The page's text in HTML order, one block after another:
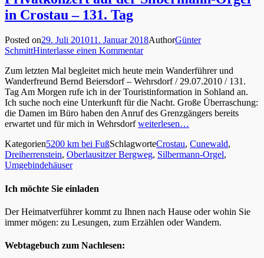
in Crostau – 131. Tag
Posted on29. Juli 201011. Januar 2018AuthorGünter
SchmittHinterlasse einen Kommentar
Zum letzten Mal begleitet mich heute mein Wanderführer und
Wanderfreund Bernd Beiersdorf – Wehrsdorf / 29.07.2010 / 131.
Tag Am Morgen rufe ich in der Touristinformation in Sohland an.
Ich suche noch eine Unterkunft für die Nacht. Große Überraschung:
die Damen im Büro haben den Anruf des Grenzgängers bereits
erwartet und für mich in Wehrsdorfweiterlesen…
Kategorien5200 km bei FußSchlagworteCrostau, Cunewald,
Dreiherrenstein, Oberlausitzer Bergweg, Silbermann-Orgel,
Umgebindehäuser
Ich möchte Sie einladen
Der Heimatverführer kommt zu Ihnen nach Hause oder wohin Sie
immer mögen: zu Lesungen, zum Erzählen oder Wandern.
Webtagebuch zum Nachlesen: